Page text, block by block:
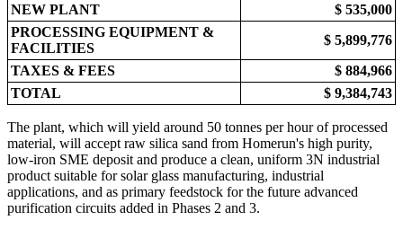
NEW PLANT
$ 535,000
PROCESSING EQUIPMENT &
FACILITIES
$ 5,899,776
TAXES & FEES
$ 884,966
TOTAL
$ 9,384,743
The plant, which will yield around 50 tonnes per hour of processed
material, will accept raw silica sand from Homerun's high purity,
low-iron SME deposit and produce a clean, uniform 3N industrial
product suitable for solar glass manufacturing, industrial
applications, and as primary feedstock for the future advanced
purification circuits added in Phases 2 and 3.